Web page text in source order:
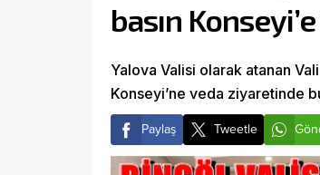
basın
Yalova Valisi olarak atanan
Konseyi’ne veda ziyaretinde
Paylaş Tweetle